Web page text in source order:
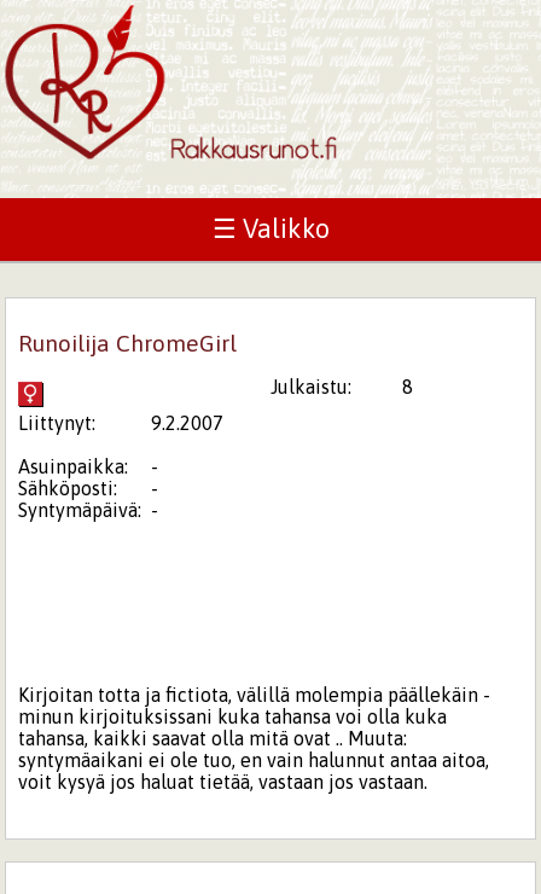
☰ Valikko
Runoilija ChromeGirl
Julkaistu:
8
Liittynyt:
9.2.2007
Asuinpaikka:
-
Sähköposti:
-
Syntymäpäivä: -
Kirjoitan totta ja fictiota, välillä molempia päällekäin -
minun kirjoituksissani kuka tahansa voi olla kuka
tahansa, kaikki saavat olla mitä ovat .. Muuta:
syntymäaikani ei ole tuo, en vain halunnut antaa aitoa,
voit kysyä jos haluat tietää, vastaan jos vastaan.